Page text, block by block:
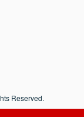
Reserved.